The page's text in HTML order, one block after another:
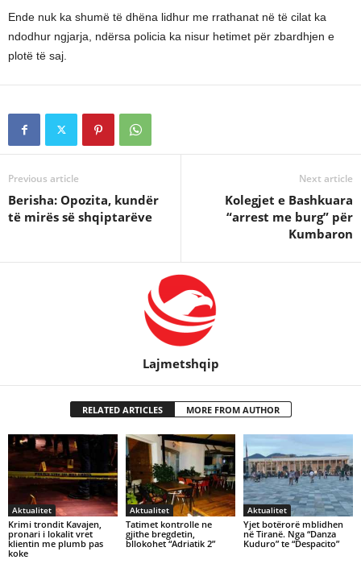
Ende nuk ka shumë të dhëna lidhur me rrathanat në të cilat ka
ndodhur ngjarja, ndërsa policia ka nisur hetimet për zbardhjen e
plotë të saj.
Previous article
Berisha: Opozita, kundër
të mirës së shqiptarëve
Next article
Kolegjet e Bashkuara
“arrest me burg” për
Kumbaron
Lajmetshqip
RELATED ARTICLES MORE FROM AUTHOR
Aktualitet
Krimi trondit Kavajen,
pronari i lokalit vret
klientin me plumb pas
koke
Aktualitet
Tatimet kontrolle ne
gjithe bregdetin,
bllokohet “Adriatik 2”
Aktualitet
Yjet botërorë mblidhen
në Tiranë. Nga “Danza
Kuduro” te “Despacito”